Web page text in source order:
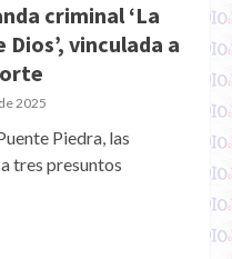
criminal ‘La
vinculada a
2025
Piedra, las
tres presuntos